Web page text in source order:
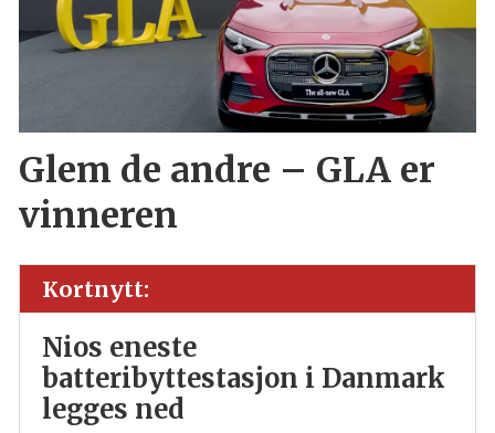
Glem de andre – GLA er
vinneren
Kortnytt:
Nios eneste
batteribyttestasjon i Danmark
legges ned